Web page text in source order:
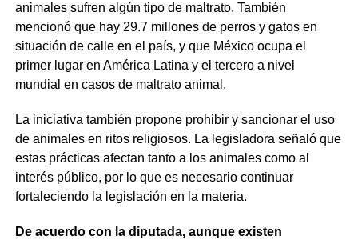
animales sufren algún tipo de maltrato. También
mencionó que hay 29.7 millones de perros y gatos en
situación de calle en el país, y que México ocupa el
primer lugar en América Latina y el tercero a nivel
mundial en casos de maltrato animal.
La iniciativa también propone prohibir y sancionar el uso
de animales en ritos religiosos. La legisladora señaló que
estas prácticas afectan tanto a los animales como al
interés público, por lo que es necesario continuar
fortaleciendo la legislación en la materia.
De acuerdo con la diputada, aunque existen